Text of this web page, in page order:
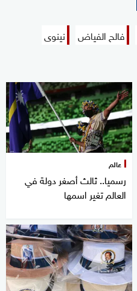
فالح الفياض نينوى
عالم
رسميا.. ثالث أصغر دولة في
العالم تغير اسمها